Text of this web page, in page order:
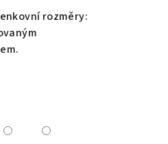
rozměry: